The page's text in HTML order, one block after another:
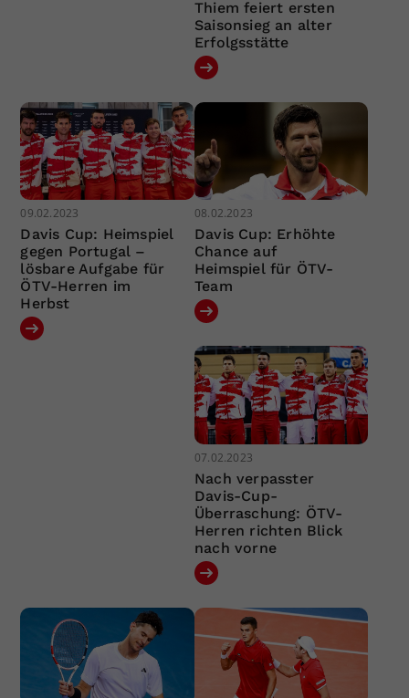
Thiem feiert ersten
Saisonsieg an alter
Erfolgsstätte
09.02.2023
Davis Cup: Heimspiel
gegen Portugal –
lösbare Aufgabe für
ÖTV-Herren im
Herbst
08.02.2023
Davis Cup: Erhöhte
Chance auf
Heimspiel für ÖTV-
Team
07.02.2023
Nach verpasster
Davis-Cup-
Überraschung: ÖTV-
Herren richten Blick
nach vorne